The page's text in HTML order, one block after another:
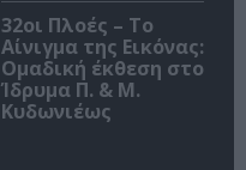
32οι Πλοές – Το
Αίνιγμα της Εικόνας:
Ομαδική έκθεση στο
Ίδρυμα Π. & Μ.
Κυδωνιέως